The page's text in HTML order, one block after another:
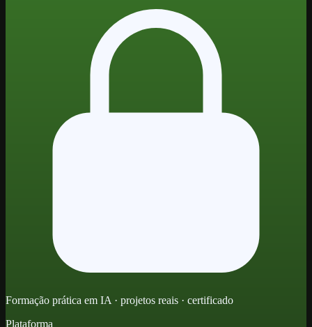
Formação prática em IA · projetos reais · certificado
Plataforma